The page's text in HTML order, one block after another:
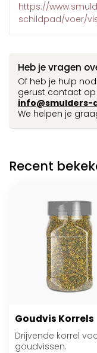
https://
schildpad/voer/
Heb je vragen
Of heb je hulp
gerust contact
info@smulders-
We helpen je
Recent
Goudvis Korrels
Drijvende korrel
goudvissen.